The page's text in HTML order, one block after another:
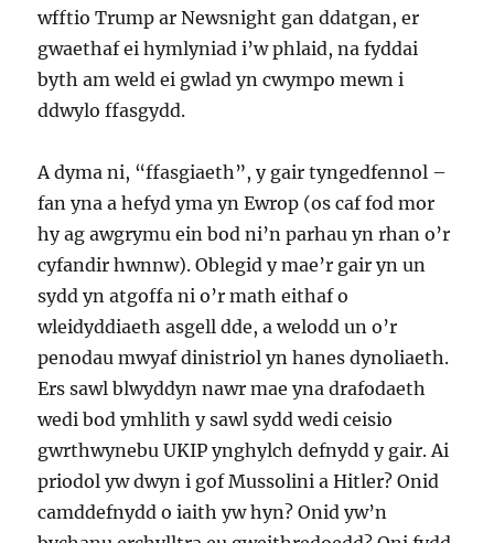
wfftio Trump ar Newsnight gan ddatgan, er
gwaethaf ei hymlyniad i’w phlaid, na fyddai
byth am weld ei gwlad yn cwympo mewn i
ddwylo ffasgydd.
A dyma ni, “ffasgiaeth”, y gair tyngedfennol –
fan yna a hefyd yma yn Ewrop (os caf fod mor
hy ag awgrymu ein bod ni’n parhau yn rhan o’r
cyfandir hwnnw). Oblegid y mae’r gair yn un
sydd yn atgoffa ni o’r math eithaf o
wleidyddiaeth asgell dde, a welodd un o’r
penodau mwyaf dinistriol yn hanes dynoliaeth.
Ers sawl blwyddyn nawr mae yna drafodaeth
wedi bod ymhlith y sawl sydd wedi ceisio
gwrthwynebu UKIP ynghylch defnydd y gair. Ai
priodol yw dwyn i gof Mussolini a Hitler? Onid
camddefnydd o iaith yw hyn? Onid yw’n